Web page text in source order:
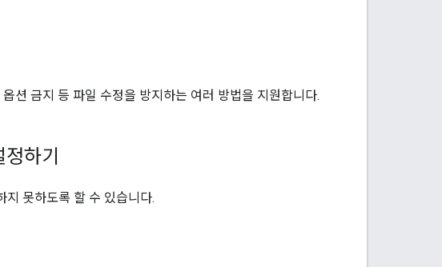
션 금지 등 파일 수정을 방지하는 여러 방법을 지원합니다.
하기
지 못하도록 할 수 있습니다.